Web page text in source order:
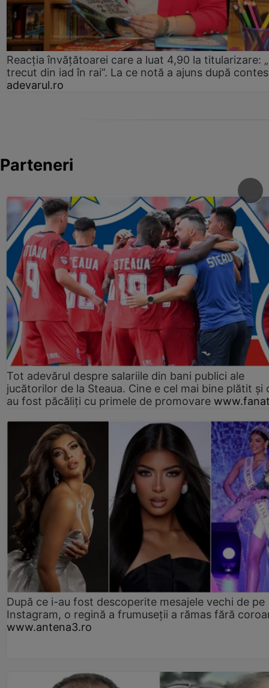
Reacția învățătoarei care a luat 4,90 la titularizare:
trecut din iad în rai”. La ce notă a ajuns după
adevarul.ro
Parteneri
Tot adevărul despre salariile din bani publici ale
jucătorilor de la Steaua. Cine e cel mai bine plătit și
au fost păcăliți cu primele de promovare
După ce i-au fost descoperite mesajele vechi de pe
Instagram, o regină a frumuseții a rămas fără
www.antena3.ro